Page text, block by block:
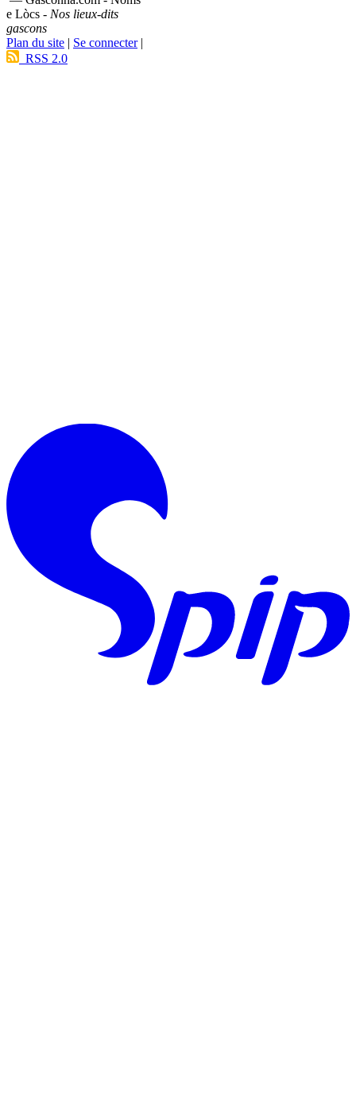
e Lòcs - Nos lieux-dits
gascons
Plan du site | Se connecter|
RSS 2.0